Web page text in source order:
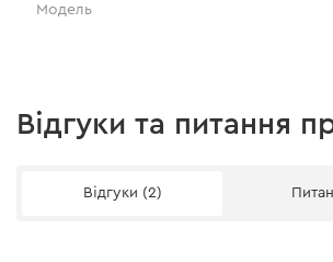
Модель
Відгуки та питання
Відгуки (2)